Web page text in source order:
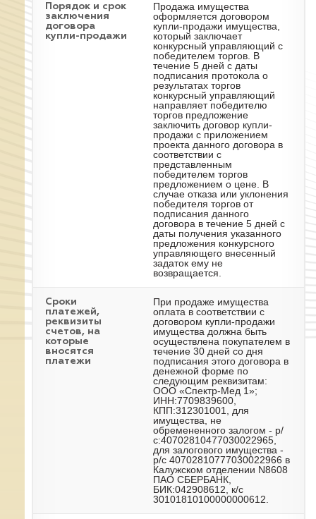
Порядок и срок
заключения
договора
купли-продажи
Продажа имущества
оформляется договором
купли-продажи имущества,
который заключает
конкурсный управляющий с
победителем торгов. В
течение 5 дней с даты
подписания протокола о
результатах торгов
конкурсный управляющий
направляет победителю
торгов предложение
заключить договор купли-
продажи с приложением
проекта данного договора в
соответствии с
представленным
победителем торгов
предложением о цене. В
случае отказа или уклонения
победителя торгов от
подписания данного
договора в течение 5 дней с
даты получения указанного
предложения конкурсного
управляющего внесенный
задаток ему не
возвращается.
Сроки
платежей,
реквизиты
счетов, на
которые
вносятся
платежи
При продаже имущества
оплата в соответствии с
договором купли-продажи
имущества должна быть
осуществлена покупателем в
течение 30 дней со дня
подписания этого договора в
денежной форме по
следующим реквизитам:
ООО «Спектр-Мед 1»;
ИНН:7709839600,
КПП:312301001, для
имущества, не
обремененного залогом - р/
с:40702810477030022965,
для залогового имущества -
р/с 40702810777030022966 в
Калужском отделении N8608
ПАО СБЕРБАНК,
БИК:042908612, к/с
30101810100000000612.